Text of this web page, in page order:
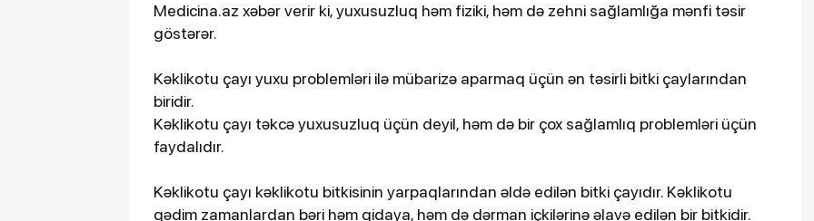
Medicina.az xəbər verir ki, yuxusuzluq həm fiziki, həm də zehni sağlamlığa mənfi təsir
göstərər.
Kəklikotu çayı yuxu problemləri ilə mübarizə aparmaq üçün ən təsirli bitki çaylarından
biridir.
Kəklikotu çayı təkcə yuxusuzluq üçün deyil, həm də bir çox sağlamlıq problemləri üçün
faydalıdır.
Kəklikotu çayı kəklikotu bitkisinin yarpaqlarından əldə edilən bitki çayıdır. Kəklikotu
qədim zamanlardan bəri həm qidaya, həm də dərman içkilərinə əlavə edilən bir bitkidir.